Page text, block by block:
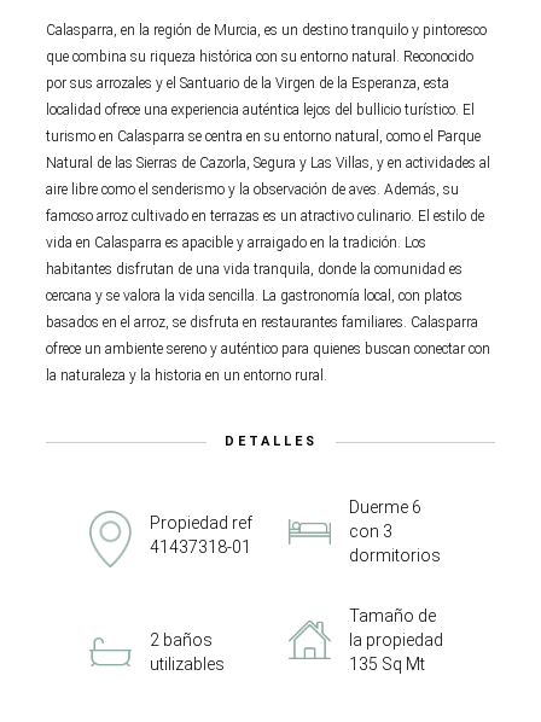
Calasparra, en la región de Murcia, es un destino tranquilo y pintoresco
que combina su riqueza histórica con su entorno natural. Reconocido
por sus arrozales y el Santuario de la Virgen de la Esperanza, esta
localidad ofrece una experiencia auténtica lejos del bullicio turístico. El
turismo en Calasparra se centra en su entorno natural, como el Parque
Natural de las Sierras de Cazorla, Segura y Las Villas, y en actividades al
aire libre como el senderismo y la observación de aves. Además, su
famoso arroz cultivado en terrazas es un atractivo culinario. El estilo de
vida en Calasparra es apacible y arraigado en la tradición. Los
habitantes disfrutan de una vida tranquila, donde la comunidad es
cercana y se valora la vida sencilla. La gastronomía local, con platos
basados en el arroz, se disfruta en restaurantes familiares. Calasparra
ofrece un ambiente sereno y auténtico para quienes buscan conectar con
la naturaleza y la historia en un entorno rural.
DETALLES
Propiedad ref
41437318-01
Duerme 6
con 3
dormitorios
2 baños
utilizables
Tamaño de
la propiedad
135 Sq Mt